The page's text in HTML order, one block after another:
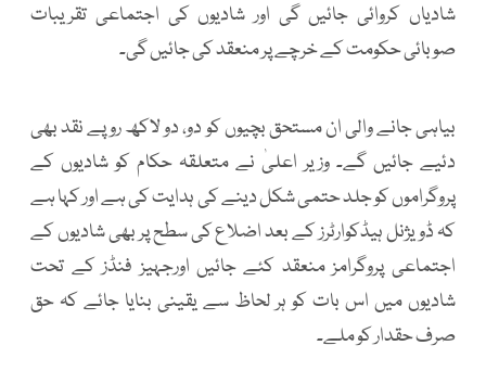
شادیاں کروائی جائیں گی اور شادیوں کی اجتماعی تقریبات
صوبائی حکومت کے خرچے پر منعقد کی جائیں گی۔
بیاہی جانے والی ان مستحق بچیوں کو دو، دو لاکھ روپے نقد بھی
دئیے جائیں گے۔ وزیر اعلیٰ نے متعلقہ حکام کو شادیوں کے
پروگراموں کو جلد حتمی شکل دینے کی ہدایت کی ہے اور کہا ہے
کہ ڈویژنل ہیڈکوارٹرز کے بعد اضلاع کی سطح پر بھی شادیوں کے
اجتماعی پروگرامز منعقد کئے جائیں اورجہیز فنڈز کے تحت
شادیوں میں اس بات کو ہر لحاظ سے یقینی بنایا جائے کہ حق
صرف حقدار کو ملے۔